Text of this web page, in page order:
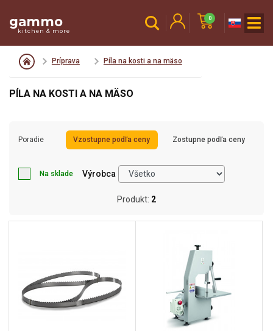
gammo
kitchen & more
0
Príprava Píla na kosti a na mäso
PÍLA NA KOSTI A NA MÄSO
Poradie Vzostupne podľa ceny Zostupne podľa ceny
Na sklade Výrobca
Produkt: 2